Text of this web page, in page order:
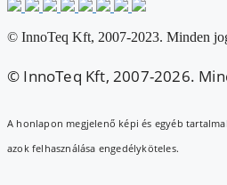
© InnoTeq Kft, 2007-2023. Minden
© InnoTeq Kft, 2007-2026.
A honlapon megjelenő képi és egyéb
azok felhasználása engedélyköteles.